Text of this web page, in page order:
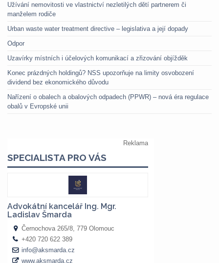
Užívání nemovitosti ve vlastnictví nezletilých dětí partnerem či
manželem rodiče
Urban waste water treatment directive – legislativa a její dopady
Odpor
Uzavírky místních i účelových komunikací a zřizování objížděk
Konec prázdných holdingů? NSS upozorňuje na limity osvobození
dividend bez ekonomického důvodu
Nařízení o obalech a obalových odpadech (PPWR) – nová éra regulace
obalů v Evropské unii